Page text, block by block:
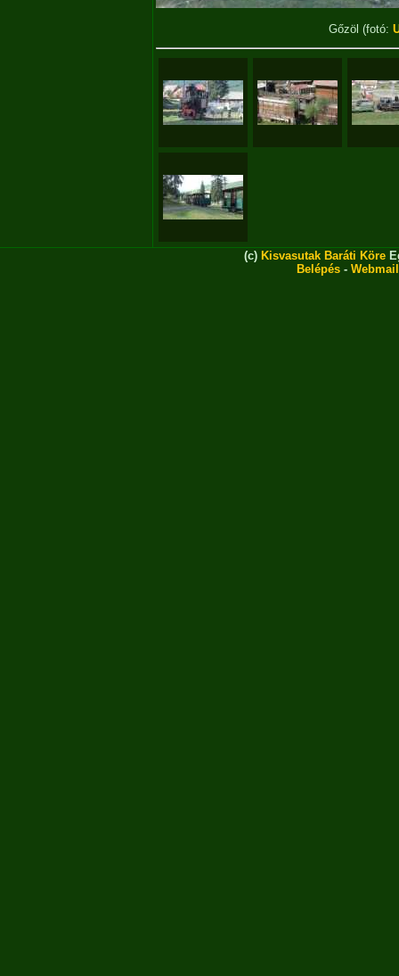
Gőzöl (fotó:
(c) Kisvasutak Baráti Köre
Belépés - Webmail